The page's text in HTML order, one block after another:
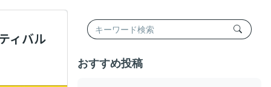
ィバル
おすすめ投稿